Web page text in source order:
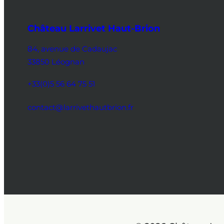
Château Larrivet Haut-Brion
84, avenue de Cadaujac
33850 Léognan
+33(0)5 56 64 75 51
contact@larrivethautbrion.fr